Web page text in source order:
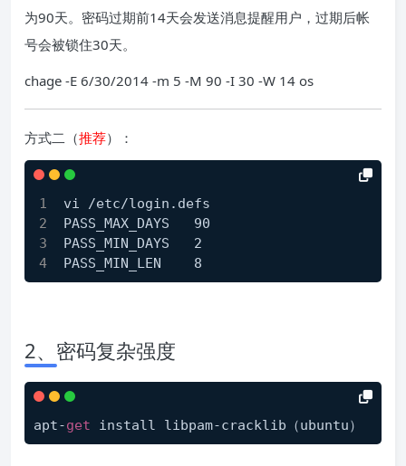
为90天。密码过期前14天会发送消息提醒用户，过期后帐
号会被锁住30天。
chage -E 6/30/2014 -m 5 -M 90 -I 30 -W 14 os
方式二（推荐）：
vi /etc/login.defs
PASS_MAX_DAYS   90
PASS_MIN_DAYS   2
PASS_MIN_LEN    8
2、密码复杂强度
apt-get install libpam-cracklib（ubuntu）